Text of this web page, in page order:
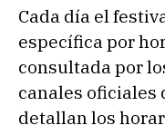
Cada día el
específica por
consultada por
canales oficiales
detallan los